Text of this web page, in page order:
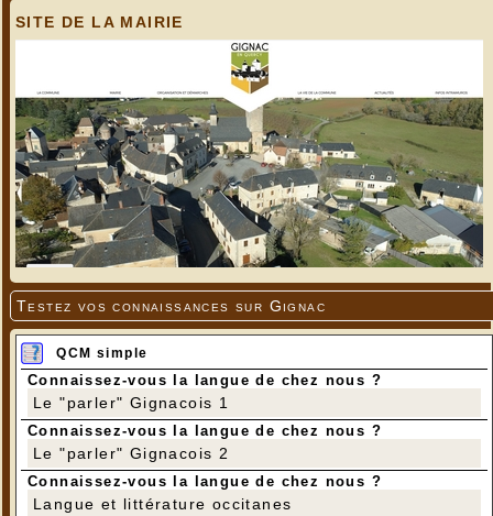
SITE DE LA MAIRIE
Testez vos connaissances sur Gignac
QCM simple
Connaissez-vous la langue de chez nous ?
Le "parler" Gignacois 1
Connaissez-vous la langue de chez nous ?
Le "parler" Gignacois 2
Connaissez-vous la langue de chez nous ?
Langue et littérature occitanes